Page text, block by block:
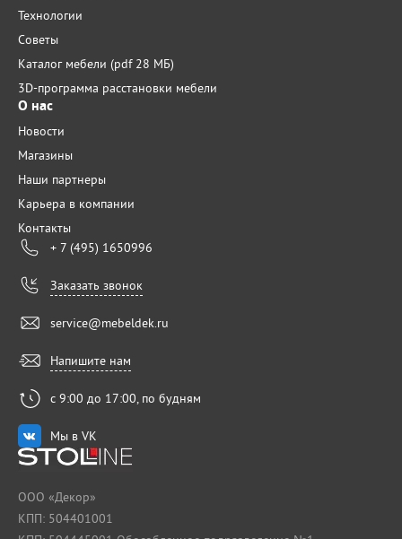
Технологии
Советы
Каталог мебели (pdf 28 МБ)
3D-программа расстановки мебели
О нас
Новости
Магазины
Наши партнеры
Карьера в компании
Контакты
+ 7 (495) 1650996
Заказать звонок
service@mebeldek.ru
Напишите нам
с 9:00 до 17:00, по будням
Мы в VK
ООО «Декор»
КПП: 504401001